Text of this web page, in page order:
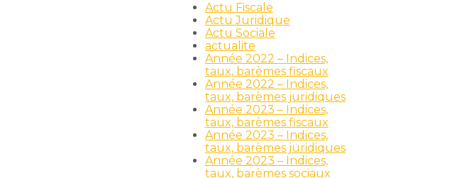
Actu Fiscale
Actu Juridique
Actu Sociale
actualite
Année 2022 – Indices,
taux, barèmes fiscaux
Année 2022 – Indices,
taux, barèmes juridiques
Année 2023 – Indices,
taux, barèmes fiscaux
Année 2023 – Indices,
taux, barèmes juridiques
Année 2023 – Indices,
taux, barèmes sociaux